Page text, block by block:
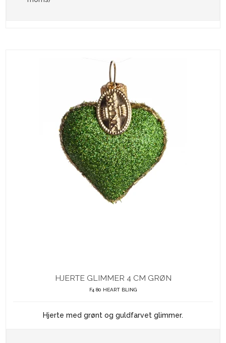
HJERTE GLIMMER 4 CM GRØN
F4 80 HEART BLING
Hjerte med grønt og guldfarvet glimmer.